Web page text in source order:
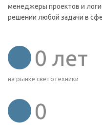
менеджеры проектов и
решении любой задачи в
0 лет
на рынке светотехники
0